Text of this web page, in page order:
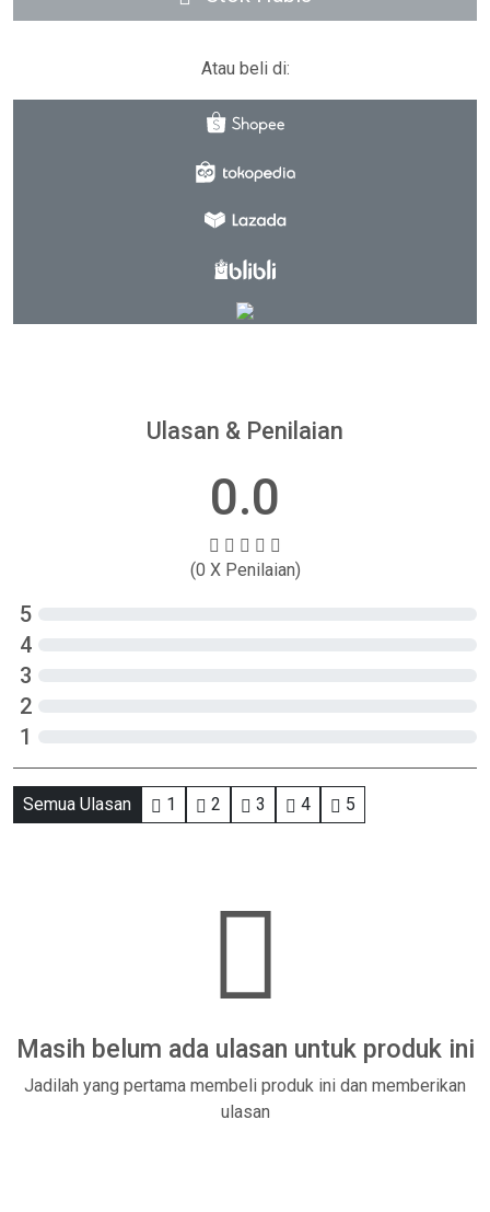
Atau beli di:
Ulasan & Penilaian
0.0
(0 X Penilaian)
5
4
3
2
1
Semua Ulasan 1 2 3 4 5
Masih belum ada ulasan untuk produk ini
Jadilah yang pertama membeli produk ini dan memberikan
ulasan